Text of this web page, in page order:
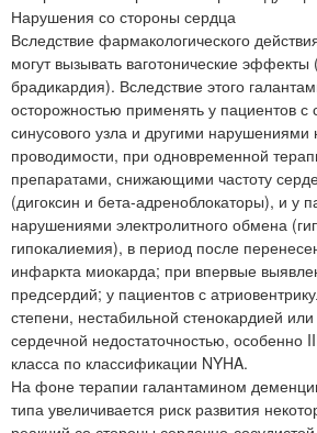
Нарушения со стороны сердца
Вследствие фармакологического
могут вызывать ваготонические
брадикардия). Вследствие этого
осторожностью применять у пациентов
синусового узла и другими нарушениями
проводимости, при одновременной
препаратами, снижающими частоту
(дигоксин и бета-адреноблокаторы), и у
нарушениями электролитного обмена
гипокалиемия), в период после
инфаркта миокарда; при впервые
предсердий; у пациентов с
степени, нестабильной стенокардией
сердечной недостаточностью, особенно
класса по классификации NYHA.
На фоне терапии галантамином
типа увеличивается риск развития